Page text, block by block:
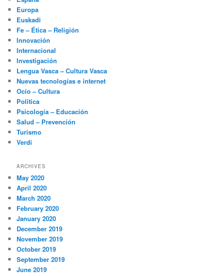
Europa
Euskadi
Fe – Ética – Religión
Innovación
Internacional
Investigación
Lengua Vasca – Cultura Vasca
Nuevas tecnologías e internet
Ocio – Cultura
Política
Psicología – Educación
Salud – Prevención
Turismo
Verdi
ARCHIVES
May 2020
April 2020
March 2020
February 2020
January 2020
December 2019
November 2019
October 2019
September 2019
June 2019